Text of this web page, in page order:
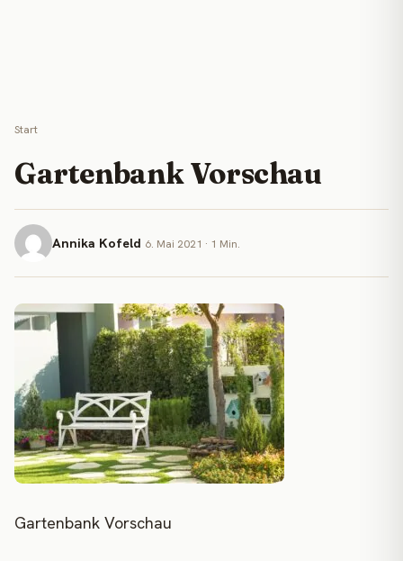
Start
Gartenbank Vorschau
Annika Kofeld 6. Mai 2021 · 1 Min.
Gartenbank Vorschau